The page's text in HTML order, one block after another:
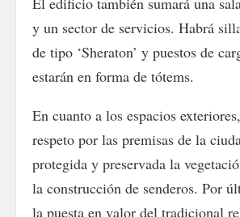
y un sector de servicios. Habrá
de tipo ‘Sheraton’ y puestos de
estarán en forma de tótems.
En cuanto a los espacios
respeto por las premisas de la
protegida y preservada la
la construcción de senderos. Por
la puesta en valor del tradicional